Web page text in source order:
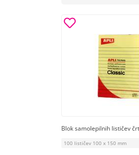
Blok samolepilnih lističev
100 lističev 100 x 150 mm